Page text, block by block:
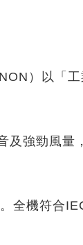
）以「
及強勁風量
全機符合